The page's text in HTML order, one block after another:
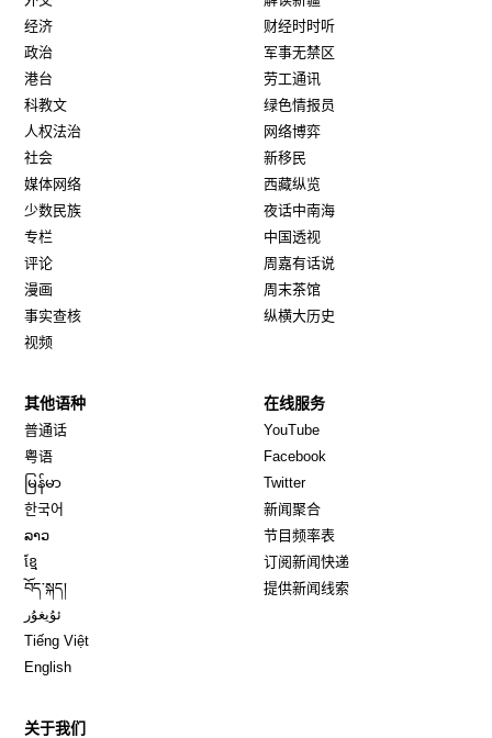
经济
政治
港台
科教文
人权法治
社会
媒体网络
少数民族
专栏
评论
漫画
事实查核
视频
财经时时听
军事无禁区
劳工通讯
绿色情报员
网络博弈
新移民
西藏纵览
夜话中南海
中国透视
周嘉有话说
周末茶馆
纵横大历史
其他语种
普通话
粤语
မြန်မာ
한국어
ລາວ
ខ្មែ
བོད་སྐད།
ئۇيغۇر
Tiếng Việt
English
在线服务
YouTube
Facebook
TwitterOpens in new window
新闻聚合
节目频率表
订阅新闻快递
提供新闻线索
关于我们